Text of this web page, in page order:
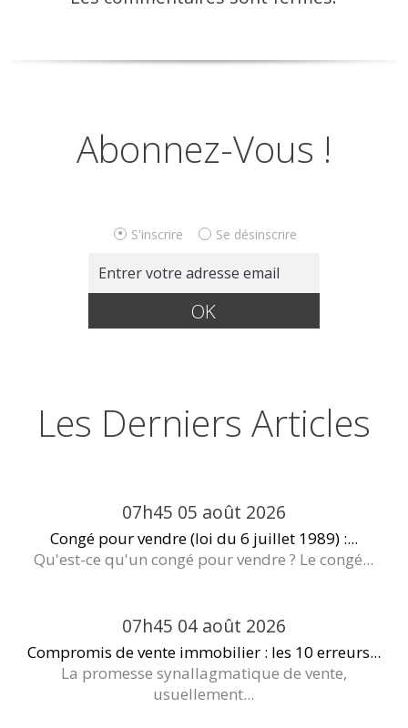
Abonnez-Vous !
S'inscrire Se désinscrire
Les Derniers Articles
07h45 05 août 2026
Congé pour vendre (loi du 6 juillet 1989) :...
Qu'est-ce qu'un congé pour vendre ? Le congé...
07h45 04 août 2026
Compromis de vente immobilier : les 10 erreurs...
La promesse synallagmatique de vente,
usuellement...